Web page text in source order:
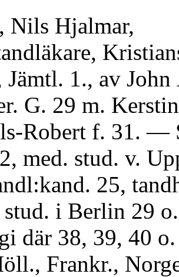
Nils Hjalmar,
Jämtl. 1., av
G. 29 m.
Robert f. 31. —
med. stud. v.
25,
i Berlin 29
där 38, 39, 40
Frankr.,